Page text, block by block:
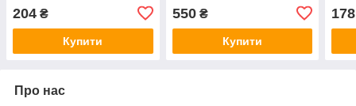
204 ₴
Купити
550₴
Купити
178
Про нас